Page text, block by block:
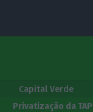
Capital Verde
Privatização da TAP